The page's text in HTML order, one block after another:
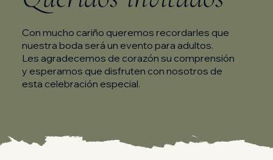
Con mucho cariño queremos recordarles que
nuestra boda será un evento para adultos.
Les agradecemos de corazón su comprensión
y esperamos que disfruten con nosotros de
esta celebración especial.